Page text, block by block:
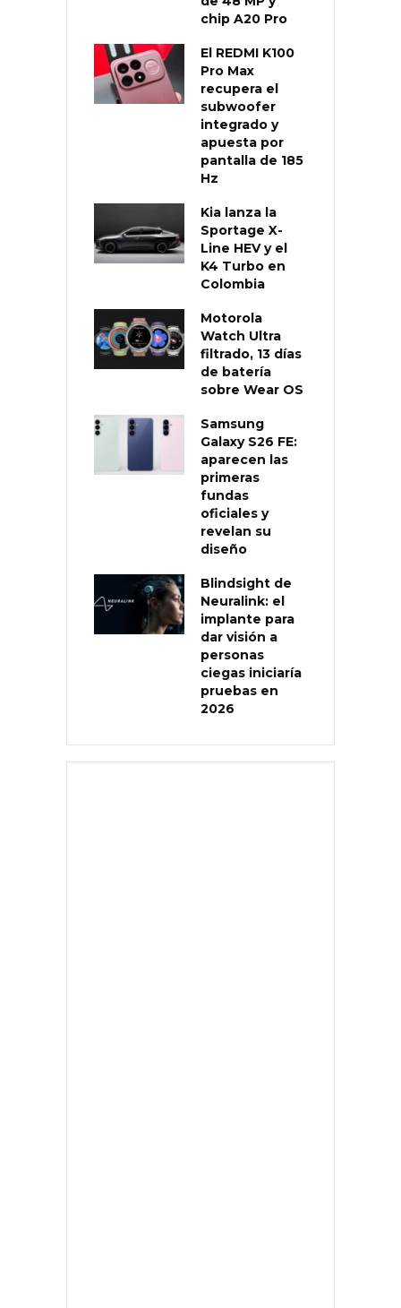
chip A20 Pro
El REDMI K100
Pro Max
recupera el
subwoofer
integrado y
apuesta por
pantalla de 185
Hz
Kia lanza la
Sportage X-
Line HEV y el
K4 Turbo en
Colombia
Motorola
Watch Ultra
filtrado, 13 días
de batería
sobre Wear OS
Samsung
Galaxy S26 FE:
aparecen las
primeras
fundas
oficiales y
revelan su
diseño
Blindsight de
Neuralink: el
implante para
dar visión a
personas
ciegas iniciaría
pruebas en
2026